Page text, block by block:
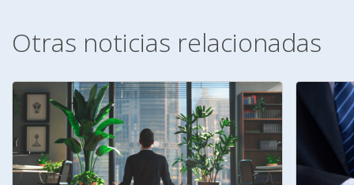
Otras noticias relacionadas